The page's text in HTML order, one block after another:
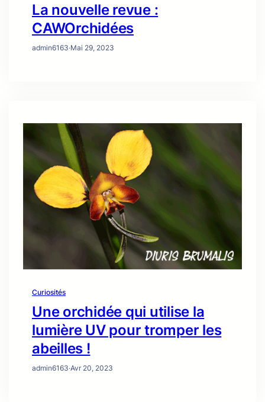
La nouvelle revue :
CAWOrchidées
admin6163·Mai 29, 2023
Curiosités
Une orchidée qui utilise la
lumière UV pour tromper les
abeilles !
admin6163·Avr 20, 2023